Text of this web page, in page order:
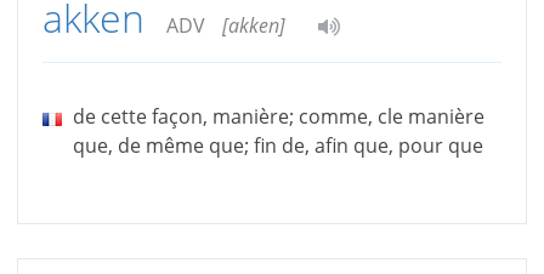
akken ADV [akken]
de cette façon, manière; comme, cle manière
que, de même que; fin de, afin que, pour que